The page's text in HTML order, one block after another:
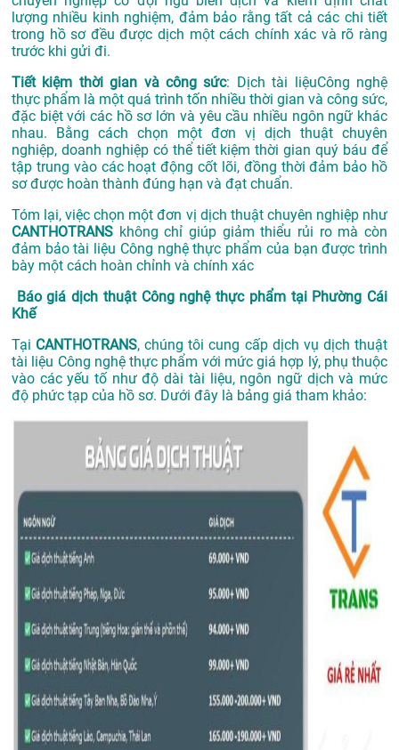
lượng nhiều kinh nghiệm, đảm bảo rằng tất cả các chi tiết
trong hồ sơ đều được dịch một cách chính xác và rõ ràng
trước khi gửi đi.
Tiết kiệm thời gian và công sức: Dịch tài liệuCông nghệ
thực phẩm là một quá trình tốn nhiều thời gian và công sức,
đặc biệt với các hồ sơ lớn và yêu cầu nhiều ngôn ngữ khác
nhau. Bằng cách chọn một đơn vị dịch thuật chuyên
nghiệp, doanh nghiệp có thể tiết kiệm thời gian quý báu để
tập trung vào các hoạt động cốt lõi, đồng thời đảm bảo hồ
sơ được hoàn thành đúng hạn và đạt chuẩn.
Tóm lại, việc chọn một đơn vị dịch thuật chuyên nghiệp như
CANTHOTRANS không chỉ giúp giảm thiểu rủi ro mà còn
đảm bảo tài liệu Công nghệ thực phẩm của bạn được trình
bày một cách hoàn chỉnh và chính xác
Báo giá dịch thuật Công nghệ thực phẩm tại Phường Cái
Khế
Tại CANTHOTRANS, chúng tôi cung cấp dịch vụ dịch thuật
tài liệu Công nghệ thực phẩm với mức giá hợp lý, phụ thuộc
vào các yếu tố như độ dài tài liệu, ngôn ngữ dịch và mức
độ phức tạp của hồ sơ. Dưới đây là bảng giá tham khảo: